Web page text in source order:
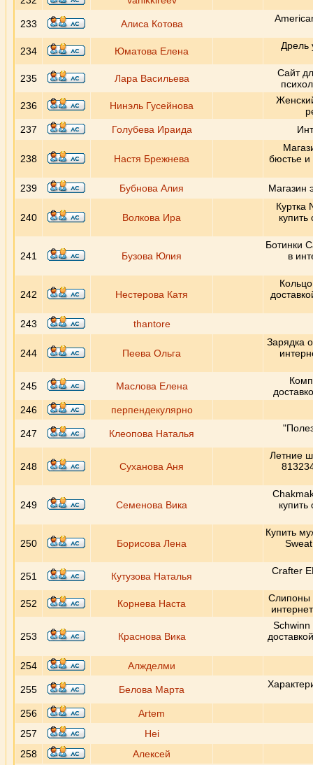
233 Алиса Котова
234 Юматова Елена Дрель
235 Лара Васильева
Сайт
236
Нинэль Гусейнова
237
Голубева Ираида
238 Настя Брежнева
бюстье и
239 Бубнова Алия Магазин
240 Волкова Ира
Куртка
купить
241 Бузова Юлия
Ботинки
в
242 Нестерова Катя
243 thantore
244 Пеева Ольга
Зарядка
245 Маслова Елена
246
перпендекулярно
247 Клеопова Наталья
248 Суханова Аня
Летние
249 Семенова Вика
купить
250 Борисова Лена
Купить
251 Кутузова Наталья Crafter
252 Корнева Наста
Слипоны
253 Краснова Вика
Schwinn
254 Алжделми
255 Белова Марта
256
Artem
257
Hei
258
Алексей